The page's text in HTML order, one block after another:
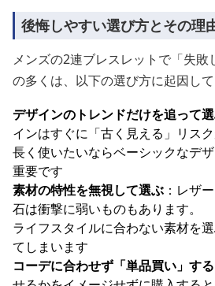
後悔しやすい選び方とその理
メンズの2連ブレスレットで「失敗
の多くは、以下の選び方に起因して
デザインのトレンドだけを追って
インはすぐに「古く見える」リスク
長く使いたいならベーシックなデ
重要です
素材の特性を無視して選ぶ ：レザ
石は衝撃に弱いものもあります。
ライフスタイルに合わない素材を
てしまいます
コーデに合わせず「単品買い」する